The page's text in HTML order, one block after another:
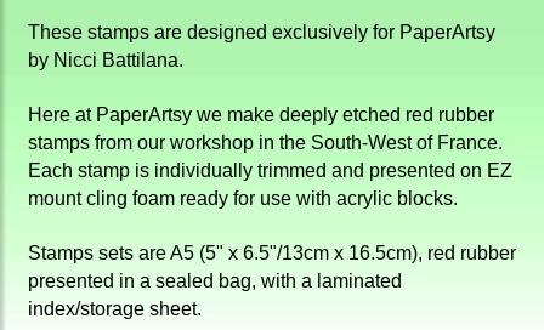
These stamps are designed exclusively for PaperArtsy
by Nicci Battilana.
Here at PaperArtsy we make deeply etched red rubber
stamps from our workshop in the South-West of France.
Each stamp is individually trimmed and presented on EZ
mount cling foam ready for use with acrylic blocks.
Stamps sets are A5 (5" x 6.5"/13cm x 16.5cm), red rubber
presented in a sealed bag, with a laminated
index/storage sheet.